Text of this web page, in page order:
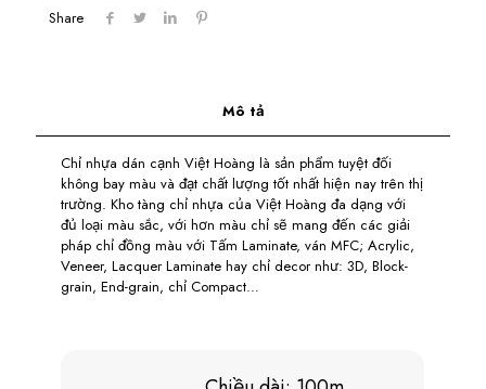
Share
Mô tả
Chỉ nhựa dán cạnh Việt Hoàng là sản phẩm tuyệt đối
không bay màu và đạt chất lượng tốt nhất hiện nay trên thị
trường. Kho tàng chỉ nhựa của Việt Hoàng đa dạng với
đủ loại màu sắc, với hơn màu chỉ sẽ mang đến các giải
pháp chỉ đồng màu với Tấm Laminate, ván MFC; Acrylic,
Veneer, Lacquer Laminate hay chỉ decor như: 3D, Block-
grain, End-grain, chỉ Compact…